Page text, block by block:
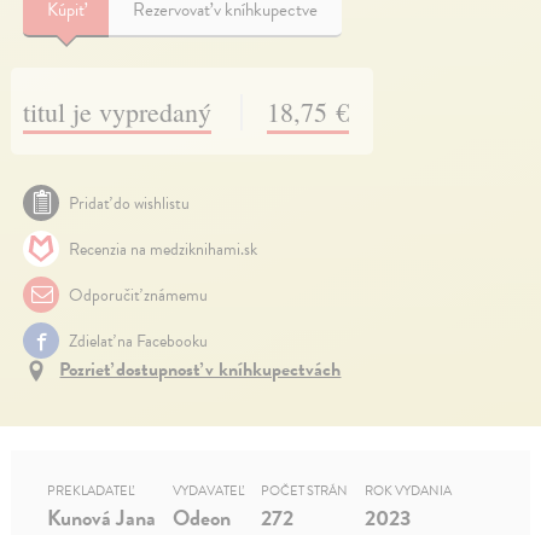
Kúpiť Rezervovať v kníhkupectve
titul je vypredaný 18,75 €
Pridať do wishlistu
Recenzia na medziknihami.sk
Odporučiť známemu
Zdielať na Facebooku
Pozrieť dostupnosť v kníhkupectvách
PREKLADATEĽ
Kunová Jana
VYDAVATEĽ
Odeon
POČET STRÁN
272
ROK VYDANIA
2023